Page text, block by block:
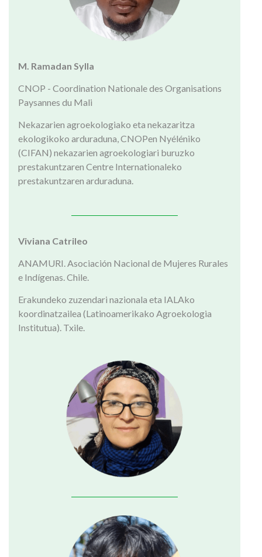
M. Ramadan Sylla
CNOP - Coordination Nationale des Organisations
Paysannes du Mali
Nekazarien agroekologiako eta nekazaritza
ekologikoko arduraduna, CNOPen Nyéléniko
(CIFAN) nekazarien agroekologiari buruzko
prestakuntzaren Centre Internationaleko
prestakuntzaren arduraduna.
Viviana Catrileo
ANAMURI. Asociación Nacional de Mujeres Rurales
e Indígenas. Chile.
Erakundeko zuzendari nazionala eta IALAko
koordinatzailea (Latinoamerikako Agroekologia
Institutua). Txile.